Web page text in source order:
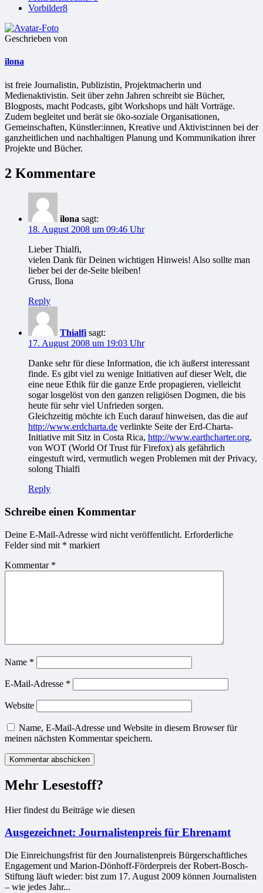
Vorbilder8
Geschrieben von
ilona
ist freie Jour­na­lis­tin, Publizistin, Projekt­ma­che­rin und
Medienaktivistin. Seit über zehn Jahren schreibt sie Bücher,
Blogposts, macht Podcasts, gibt Workshops und hält Vorträge.
Zudem begleitet und berät sie öko-soziale Organisationen,
Gemeinschaften, Künstler:innen, Kreative und Aktivist:innen bei der
ganzheitlichen und nachhaltigen Planung und Kommunikation ihrer
Projekte und Bücher.
2 Kommentare
ilona sagt:
18. August 2008 um 09:46 Uhr
Lieber Thialfi,
vielen Dank für Deinen wichtigen Hinweis! Also sollte man
lieber bei der de-Seite bleiben!
Gruss, Ilona
Reply
Thialfi sagt:
17. August 2008 um 19:03 Uhr
Danke sehr für diese Information, die ich äußerst interessant
finde. Es gibt viel zu wenige Initiativen auf dieser Welt, die
eine neue Ethik für die ganze Erde propagieren, vielleicht
sogar losgelöst von den ganzen religiösen Dogmen, die bis
heute für sehr viel Unfrieden sorgen.
Gleichzeitig möchte ich Euch darauf hinweisen, das die auf
http://www.erdcharta.de verlinkte Seite der Erd-Charta-
Initiative mit Sitz in Costa Rica, http://www.earthcharter.org,
von WOT (World Of Trust für Firefox) als gefährlich
eingestuft wird, vermutlich wegen Problemen mit der Privacy,
solong Thialfi
Reply
Schreibe einen Kommentar
Deine E-Mail-Adresse wird nicht veröffentlicht. Erforderliche
Felder sind mit * markiert
Kommentar *
Name *
E-Mail-Adresse *
Website
Name, E-Mail-Adresse und Website in diesem Browser für
meinen nächsten Kommentar speichern.
Mehr Lesestoff?
Hier findest du Beiträge wie diesen
Ausgezeichnet: Journalistenpreis für Ehrenamt
Die Einreichungsfrist für den Journalistenpreis Bürgerschaftliches
Engagement und Marion-Dönhoff-Förderpreis der Robert-Bosch-
Stiftung läuft wieder: bist zum 17. August 2009 können Journalisten
– wie jedes Jahr...